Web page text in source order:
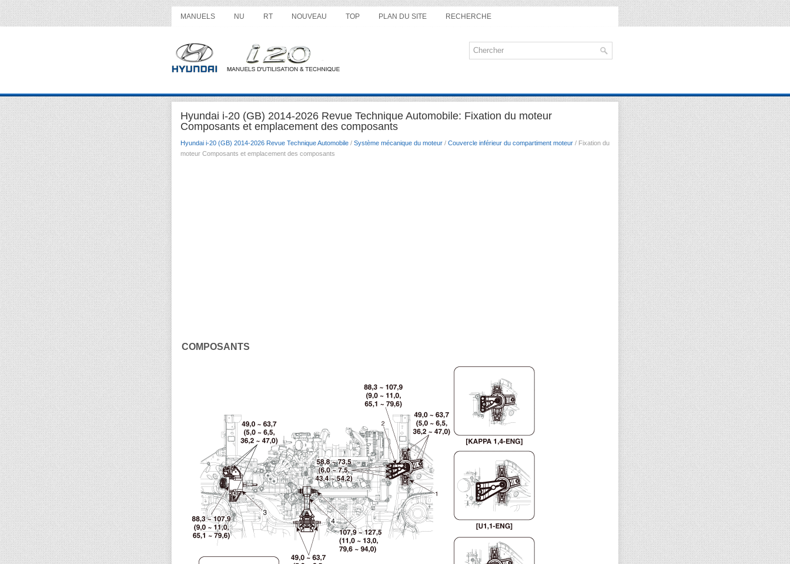
MANUELS NU RT NOUVEAU TOP PLAN DU SITE RECHERCHE
Hyundai i-20 (GB) 2014-2026 Revue Technique Automobile: Fixation du moteur
Composants et emplacement des composants
Hyundai i-20 (GB) 2014-2026 Revue Technique Automobile / Système mécanique du moteur / Couvercle inférieur du compartiment moteur / Fixation du
moteur Composants et emplacement des composants
COMPOSANTS